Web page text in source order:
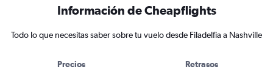
Información de Cheapflights
Todo lo que necesitas saber sobre tu vuelo desde Filadelfia a Nashville
Precios Retrasos